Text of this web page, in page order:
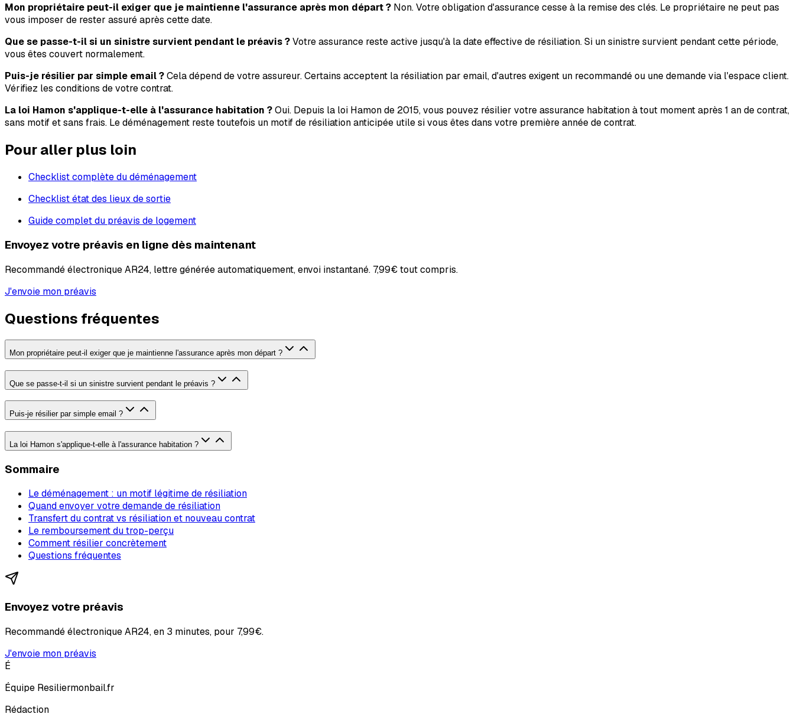
Mon propriétaire peut-il exiger que je maintienne l'assurance après mon départ ? Non. Votre obligation d'assurance cesse à la remise des clés. Le propriétaire ne peut pas
vous imposer de rester assuré après cette date.
Que se passe-t-il si un sinistre survient pendant le préavis ?Votre assurance reste active jusqu'à la date effective de résiliation. Si un sinistre survient pendant cette période,
vous êtes couvert normalement.
Puis-je résilier par simple email ?Cela dépend de votre assureur. Certains acceptent la résiliation par email, d'autres exigent un recommandé ou une demande via l'espace client.
Vérifiez les conditions de votre contrat.
La loi Hamon s'applique-t-elle à l'assurance habitation ?Oui. Depuis la loi Hamon de 2015, vous pouvez résilier votre assurance habitation à tout moment après 1 an de contrat,
sans motif et sans frais. Le déménagement reste toutefois un motif de résiliation anticipée utile si vous êtes dans votre première année de contrat.
Pour aller plus loin
Checklist complète du déménagement
Checklist état des lieux de sortie
Guide complet du préavis de logement
Envoyez votre préavis en ligne dès maintenant
Recommandé électronique AR24, lettre générée automatiquement, envoi instantané. 7,99€tout compris.
J'envoie mon préavis
Questions fréquentes
Mon propriétaire peut-il exiger que je maintienne l'assurance après mon départ ?
Que se passe-t-il si un sinistre survient pendant le préavis ?
Puis-je résilier par simple email ?
La loi Hamon s'applique-t-elle à l'assurance habitation ?
Sommaire
Le déménagement : un motif légitime de résiliation
Quand envoyer votre demande de résiliation
Transfert du contrat vs résiliation et nouveau contrat
Le remboursement du trop-perçu
Comment résilier concrètement
Questions fréquentes
Envoyez votre préavis
Recommandé électronique AR24, en 3 minutes, pour 7,99€.
J'envoie mon préavis
É
Équipe Resiliermonbail.fr
Rédaction